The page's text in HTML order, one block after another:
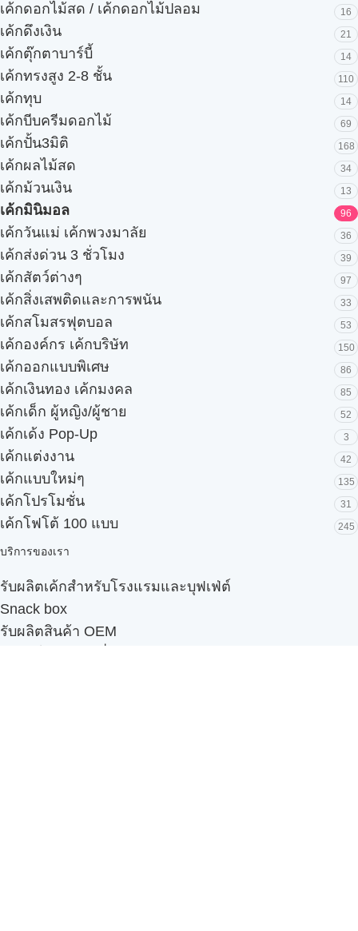
เค้กดอกไม้สด / เค้กดอกไม้ปลอม 16
เค้กดึงเงิน 21
เค้กตุ๊กตาบาร์บี้ 14
เค้กทรงสูง 2-8 ชั้น 110
เค้กทุบ 14
เค้กบีบครีมดอกไม้ 69
เค้กปั้น3มิติ 168
เค้กผลไม้สด 34
เค้กม้วนเงิน 13
เค้กมินิมอล 96
เค้กวันแม่ เค้กพวงมาลัย 36
เค้กส่งด่วน 3 ชั่วโมง 39
เค้กสัตว์ต่างๆ 97
เค้กสิ่งเสพติดและการพนัน 33
เค้กสโมสรฟุตบอล 53
เค้กองค์กร เค้กบริษัท 150
เค้กออกแบบพิเศษ 86
เค้กเงินทอง เค้กมงคล 85
เค้กเด็ก ผู้หญิง/ผู้ชาย 52
เค้กเด้ง Pop-Up 3
เค้กแต่งงาน 42
เค้กแบบใหม่ๆ 135
เค้กโปรโมชั่น 31
เค้กโฟโต้ 100 แบบ 245
บริการของเรา
รับผลิตเค้กสำหรับโรงแรมและบุฟเฟ่ต์
Snack box
รับผลิตสินค้า OEM